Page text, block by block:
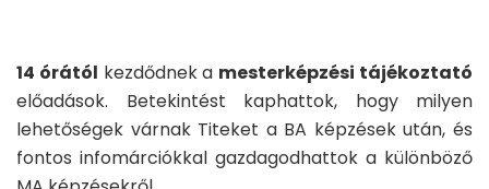
14 órától kezdődnek a mesterképzési tájékoztató
előadások. Betekintést kaphattok, hogy milyen
lehetőségek várnak Titeket a BA képzések után, és
fontos infomárciókkal gazdagodhattok a különböző